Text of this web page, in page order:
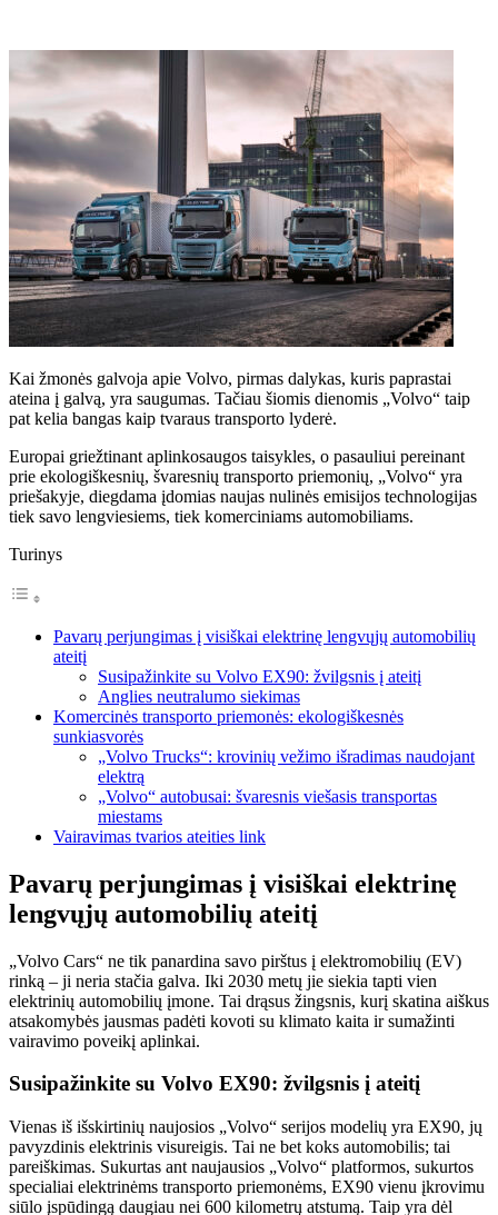
Kai žmonės galvoja apie Volvo, pirmas dalykas, kuris paprastai
ateina į galvą, yra saugumas. Tačiau šiomis dienomis „Volvo“ taip
pat kelia bangas kaip tvaraus transporto lyderė.
Europai griežtinant aplinkosaugos taisykles, o pasauliui pereinant
prie ekologiškesnių, švaresnių transporto priemonių, „Volvo“ yra
priešakyje, diegdama įdomias naujas nulinės emisijos technologijas
tiek savo lengviesiems, tiek komerciniams automobiliams.
Turinys
Pavarų perjungimas į visiškai elektrinę lengvųjų automobilių
ateitį
Susipažinkite su Volvo EX90: žvilgsnis į ateitį
Anglies neutralumo siekimas
Komercinės transporto priemonės: ekologiškesnės
sunkiasvorės
„Volvo Trucks“: krovinių vežimo išradimas naudojant
elektrą
„Volvo“ autobusai: švaresnis viešasis transportas
miestams
Vairavimas tvarios ateities link
Pavarų perjungimas į visiškai elektrinę
lengvųjų automobilių ateitį
„Volvo Cars“ ne tik panardina savo pirštus į elektromobilių (EV)
rinką – ji neria stačia galva. Iki 2030 metų jie siekia tapti vien
elektrinių automobilių įmone. Tai drąsus žingsnis, kurį skatina aiškus
atsakomybės jausmas padėti kovoti su klimato kaita ir sumažinti
vairavimo poveikį aplinkai.
Susipažinkite su Volvo EX90: žvilgsnis į ateitį
Vienas iš išskirtinių naujosios „Volvo“ serijos modelių yra EX90, jų
pavyzdinis elektrinis visureigis. Tai ne bet koks automobilis; tai
pareiškimas. Sukurtas ant naujausios „Volvo“ platformos, sukurtos
specialiai elektrinėms transporto priemonėms, EX90 vienu įkrovimu
siūlo įspūdingą daugiau nei 600 kilometrų atstumą. Taip yra dėl